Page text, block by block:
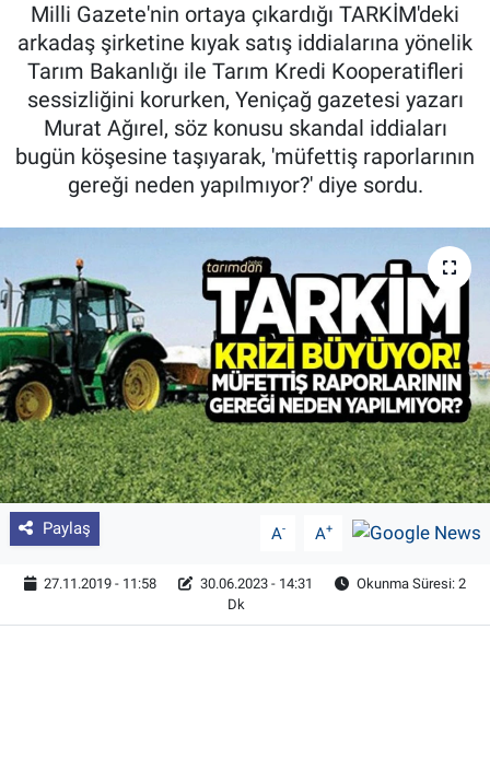
Milli Gazete'nin ortaya çıkardığı TARKİM'deki
arkadaş şirketine kıyak satış iddialarına yönelik
Tarım Bakanlığı ile Tarım Kredi Kooperatifleri
sessizliğini korurken, Yeniçağ gazetesi yazarı
Murat Ağırel, söz konusu skandal iddiaları
bugün köşesine taşıyarak, 'müfettiş raporlarının
gereği neden yapılmıyor?' diye sordu.
Paylaş A- A+
27.11.2019 - 11:58 30.06.2023 - 14:31
Okunma Süresi: 2
Dk
Tarım Kredi Kooperatifleri
Pankobirlik
Et fiyatları
Yetiştirici Soruyor
Dünyada Tarım
Üretici Birlikleri
Şeker ve Şekerli Mamüller
Tahıllar ve Baklagiller